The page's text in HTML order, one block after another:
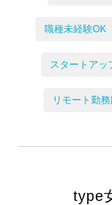
職種未経験OK
スタートアッ
リモート勤
type